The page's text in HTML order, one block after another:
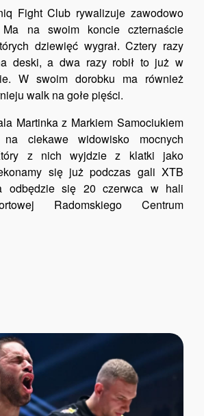
Fight Club rywalizuje zawodowo
na swoim koncie czternaście
dziewięć wygrał. Cztery razy
deski, a dwa razy robił to już w
W swoim dorobku ma również
walk na gołe pięści.
Martinka z Markiem Samociukiem
ciekawe widowisko mocnych
z nich wyjdzie z klatki jako
się już podczas gali XTB
odbędzie się 20 czerwca w hali
Radomskiego Centrum